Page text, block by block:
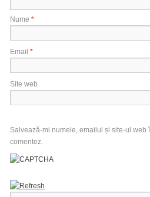
Nume *
Email *
Site web
Salvează-mi numele, emailul și site-ul
comentez.